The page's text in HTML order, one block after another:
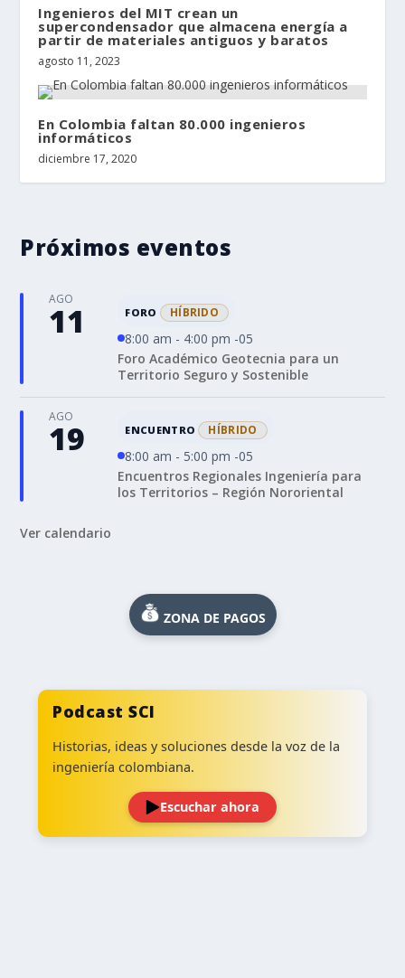
Ingenieros del MIT crean un
supercondensador que almacena energía a
partir de materiales antiguos y baratos
agosto 11, 2023
En Colombia faltan 80.000 ingenieros
informáticos
diciembre 17, 2020
Próximos eventos
AGO
11 FORO HÍBRIDO
8:00 am - 4:00 pm -05
Foro Académico Geotecnia para un
Territorio Seguro y Sostenible
AGO
19 ENCUENTRO HÍBRIDO
8:00 am - 5:00 pm -05
Encuentros Regionales Ingeniería para
los Territorios – Región Nororiental
Ver calendario
ZONA DE PAGOS
Podcast SCI
Historias, ideas y soluciones desde la voz de la
ingeniería colombiana.
Escuchar ahora